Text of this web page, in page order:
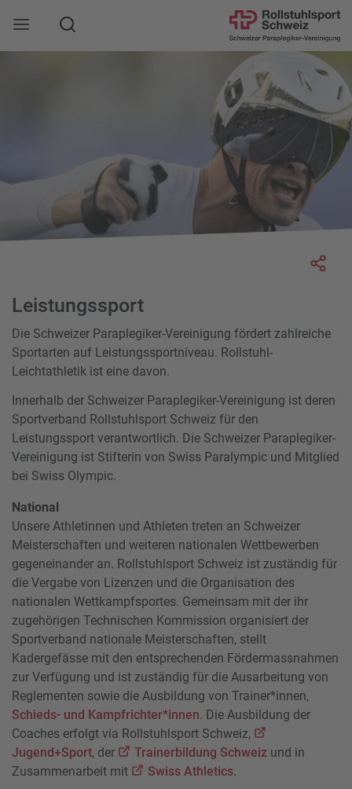
Mobile Navigation öffnen
Suche
Leistungssport
Die Schweizer Paraplegiker-Vereinigung fördert zahlreiche
Sportarten auf Leistungssportniveau. Rollstuhl-
Leichtathletik ist eine davon.
Innerhalb der Schweizer Paraplegiker-Vereinigung ist deren
Sportverband Rollstuhlsport Schweiz für den
Leistungssport verantwortlich. Die Schweizer Paraplegiker-
Vereinigung ist Stifterin von Swiss Paralympic und Mitglied
bei Swiss Olympic.
National
Unsere Athletinnen und Athleten treten an Schweizer
Meisterschaften und weiteren nationalen Wettbewerben
gegeneinander an. Rollstuhlsport Schweiz ist zuständig für
die Vergabe von Lizenzen und die Organisation des
nationalen Wettkampfsportes. Gemeinsam mit der ihr
zugehörigen Technischen Kommission organisiert der
Sportverband nationale Meisterschaften, stellt
Kadergefässe mit den entsprechenden Fördermassnahmen
zur Verfügung und ist zuständig für die Ausarbeitung von
Reglementen sowie die Ausbildung von Trainer*innen,
Schieds- und Kampfrichter*innen. Die Ausbildung der
Coaches erfolgt via Rollstuhlsport Schweiz,
Jugend+Sport, der Trainerbildung Schweizund in
Zusammenarbeit mit
Swiss Athletics.